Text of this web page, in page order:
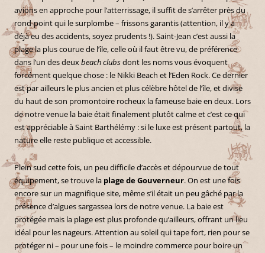
avions en approche pour l’atterrissage, il suffit de s’arrêter près du
rond-point qui le surplombe – frissons garantis (attention, il y a
déjà eu des accidents, soyez prudents !). Saint-Jean c’est aussi la
plage la plus courue de l’île, celle où il faut être vu, de préférence
dans l’un des deuxbeach clubsdont les noms vous évoquent
forcément quelque chose : le Nikki Beach et l’Eden Rock. Ce dernier
est par ailleurs le plus ancien et plus célèbre hôtel de l’île, et divise
du haut de son promontoire rocheux la fameuse baie en deux. Lors
de notre venue la baie était finalement plutôt calme et c’est ce qui
est appréciable à Saint Barthélémy : si le luxe est présent partout, la
nature elle reste publique et accessible.
Plein sud cette fois, un peu difficile d’accès et dépourvue de tout
équipement, se trouve la plage de Gouverneur. On est une fois
encore sur un magnifique site, même s’il était un peu gâché par la
présence d’algues sargassea lors de notre venue. La baie est
protégée mais la plage est plus profonde qu’ailleurs, offrant un lieu
idéal pour les nageurs. Attention au soleil qui tape fort, rien pour se
protéger ni – pour une fois – le moindre commerce pour boire un